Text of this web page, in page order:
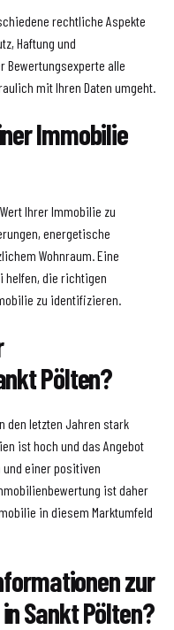
rechtliche Aspekte
Haftung und
Bewertungsexperte alle
mit Ihren Daten umgeht.
Immobilie
Ihrer Immobilie zu
energetische
Wohnraum. Eine
helfen, die richtigen
zu identifizieren.
Pölten?
den letzten Jahren stark
ist hoch und das Angebot
und einer positiven
ist daher
in diesem Marktumfeld
zur
Sankt Pölten?